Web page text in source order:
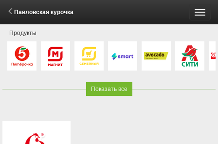
Павловская курочка
Продукты
Показать все